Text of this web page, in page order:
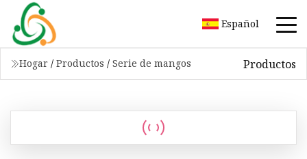
Español
Hogar / Productos / Serie de mangos Productos